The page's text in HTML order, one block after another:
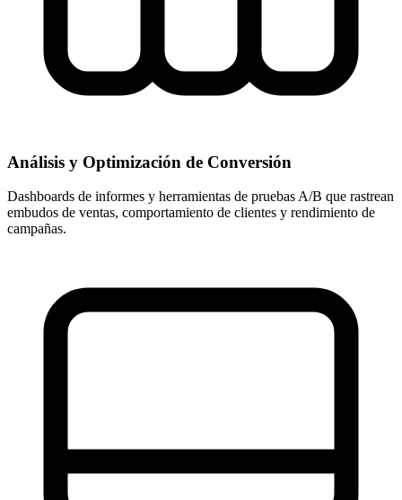
Análisis y Optimización de Conversión
Dashboards de informes y herramientas de pruebas A/B que rastrean
embudos de ventas, comportamiento de clientes y rendimiento de
campañas.